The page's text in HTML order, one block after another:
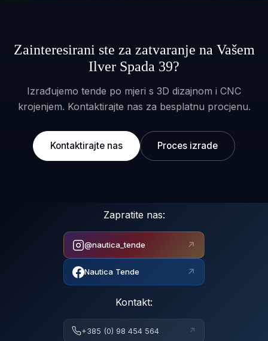
Zainteresirani ste za zatvaranje na Vašem
Ilver Spada 39?
Izrađujemo tende po mjeri s 3D dizajnom i CNC
krojenjem. Kontaktirajte nas za besplatnu procjenu.
Kontaktirajte nas Proces izrade
Zapratite nas:
@nautica_tende ↗
Nautica Tende ↗
Kontakt:
+385 (0) 98 454 564 ↗